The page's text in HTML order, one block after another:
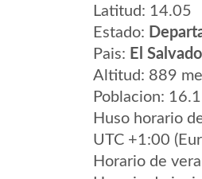
Latitud: 14.05
Estado:
Pais: El
Altitud: 889
Poblacion:
Huso horario
UTC +1:00
Horario de